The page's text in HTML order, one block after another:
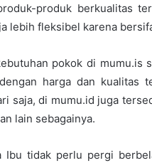
produk berkualitas
lebih fleksibel karena
pokok di mumu.is
harga dan kualitas
saja, di mumu.id juga
lain sebagainya.
Ibu tidak perlu pergi